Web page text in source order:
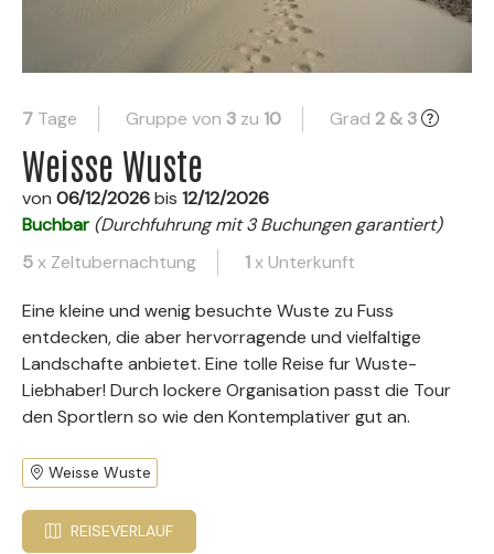
7 Tage Gruppe von 3 zu 10 Grad 2 & 3
Weisse Wuste
von 06/12/2026bis 12/12/2026
Buchbar (Durchfuhrung mit 3 Buchungen garantiert)
5x Zeltubernachtung 1x Unterkunft
Eine kleine und wenig besuchte Wuste zu Fuss
entdecken, die aber hervorragende und vielfaltige
Landschafte anbietet. Eine tolle Reise fur Wuste-
Liebhaber! Durch lockere Organisation passt die Tour
den Sportlern so wie den Kontemplativer gut an.
Weisse Wuste
REISEVERLAUF